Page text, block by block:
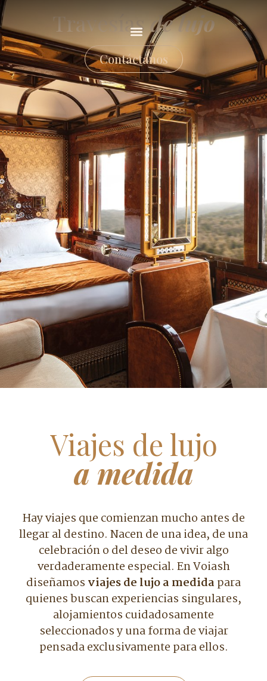
Travesíasde lujo
Contáctanos
Viajes de lujo
a medida
Hay viajes que comienzan mucho antes de
llegar al destino. Nacen de una idea, de una
celebración o del deseo de vivir algo
verdaderamente especial. En Voiash
diseñamos viajes de lujo a medida para
quienes buscan experiencias singulares,
alojamientos cuidadosamente
seleccionados y una forma de viajar
pensada exclusivamente para ellos.